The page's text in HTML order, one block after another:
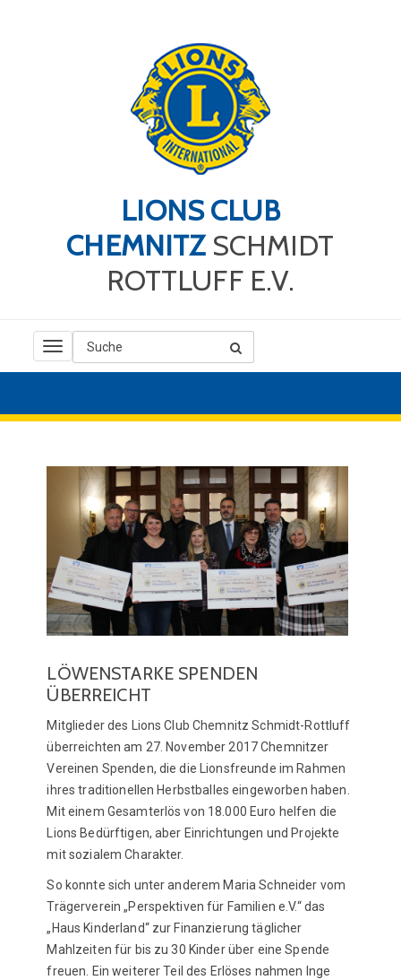
LIONS CLUB
CHEMNITZSCHMIDT
ROTTLUFF E.V.
TOGGLE
NAVIGATION
LÖWENSTARKE SPENDEN
ÜBERREICHT
Mitglieder des Lions Club Chemnitz Schmidt-Rottluff
überreichten am 27. November 2017 Chemnitzer
Vereinen Spenden, die die Lionsfreunde im Rahmen
ihres traditionellen Herbstballes eingeworben haben.
Mit einem Gesamterlös von 18.000 Euro helfen die
Lions Bedürftigen, aber Einrichtungen und Projekte
mit sozialem Charakter.
So konnte sich unter anderem Maria Schneider vom
Trägerverein „Perspektiven für Familien e.V.“ das
„Haus Kinderland“ zur Finanzierung täglicher
Mahlzeiten für bis zu 30 Kinder über eine Spende
freuen. Ein weiterer Teil des Erlöses nahmen Inge